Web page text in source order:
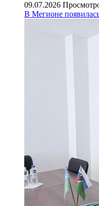
09.07.2026
В Мегионе